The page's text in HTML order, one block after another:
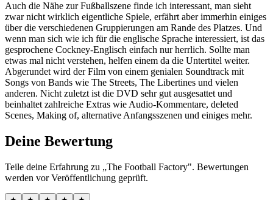
Auch die Nähe zur Fußballszene finde ich interessant, man sieht
zwar nicht wirklich eigentliche Spiele, erfährt aber immerhin einiges
über die verschiedenen Gruppierungen am Rande des Platzes. Und
wenn man sich wie ich für die englische Sprache interessiert, ist das
gesprochene Cockney-Englisch einfach nur herrlich. Sollte man
etwas mal nicht verstehen, helfen einem da die Untertitel weiter.
Abgerundet wird der Film von einem genialen Soundtrack mit
Songs von Bands wie The Streets, The Libertines und vielen
anderen. Nicht zuletzt ist die DVD sehr gut ausgesattet und
beinhaltet zahlreiche Extras wie Audio-Kommentare, deleted
Scenes, Making of, alternative Anfangsszenen und einiges mehr.
Deine Bewertung
Teile deine Erfahrung zu „The Football Factory". Bewertungen
werden vor Veröffentlichung geprüft.